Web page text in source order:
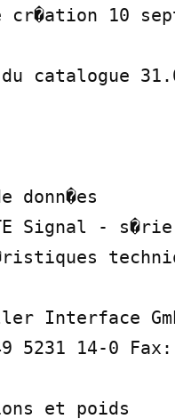
cr�ation 10
du catalogue
donn�es
Signal -
Interface
5231 14-0 Fax:
et poids